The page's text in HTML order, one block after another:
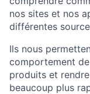
nos sites et nos
différentes
Ils nous
comportement
produits et
beaucoup plus